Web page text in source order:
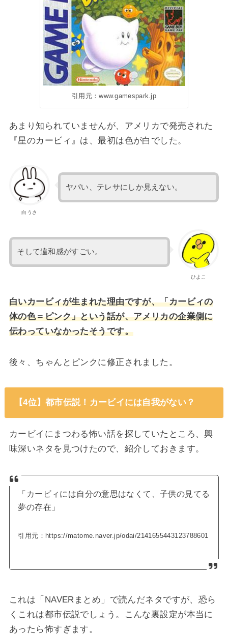
引用元：www.gamespark.jp
あまり知られていませんが、アメリカで発売された
『星のカービィ』は、最初は色が白でした。
白うさ
ヤバい、テレサにしか見えない。
ひよこ
そして違和感がすごい。
白いカービィが生まれた理由ですが、「カービィの
体の色＝ピンク」という話が、アメリカの企業側に
伝わっていなかったそうです。
後々、ちゃんとピンクに修正されました。
【4位】都市伝説！カービイには自我がない？
カービイにまつわる怖い話を探していたところ、興
味深いネタを見つけたので、紹介しておきます。
「カービィには自分の意思はなくて、子供の見てる
夢の存在」
引用元：https://matome.naver.jp/odai/2141655443123788601
これは「NAVERまとめ」で読んだネタですが、恐ら
くこれは都市伝説でしょう。こんな裏設定が本当に
あったら怖すぎます。